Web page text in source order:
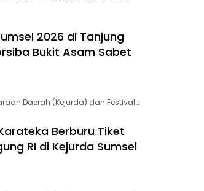
2026 di Tanjung
Bukit Asam Sabet
Daerah (Kejurda) dan Festival…
Berburu Tiket
RI di Kejurda Sumsel